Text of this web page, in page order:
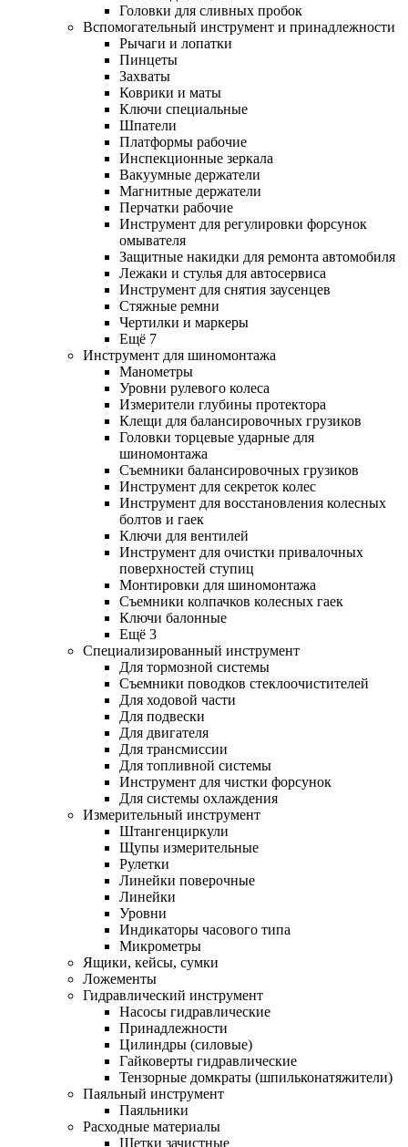
Головки для сливных пробок
Вспомогательный инструмент и принадлежности
Рычаги и лопатки
Пинцеты
Захваты
Коврики и маты
Ключи специальные
Шпатели
Платформы рабочие
Инспекционные зеркала
Вакуумные держатели
Магнитные держатели
Перчатки рабочие
Инструмент для регулировки форсунок
омывателя
Защитные накидки для ремонта автомобиля
Лежаки и стулья для автосервиса
Инструмент для снятия заусенцев
Стяжные ремни
Чертилки и маркеры
Ещё 7
Инструмент для шиномонтажа
Манометры
Уровни рулевого колеса
Измерители глубины протектора
Клещи для балансировочных грузиков
Головки торцевые ударные для
шиномонтажа
Съемники балансировочных грузиков
Инструмент для секреток колес
Инструмент для восстановления колесных
болтов и гаек
Ключи для вентилей
Инструмент для очистки привалочных
поверхностей ступиц
Монтировки для шиномонтажа
Съемники колпачков колесных гаек
Ключи балонные
Ещё 3
Специализированный инструмент
Для тормозной системы
Съемники поводков стеклоочистителей
Для ходовой части
Для подвески
Для двигателя
Для трансмиссии
Для топливной системы
Инструмент для чистки форсунок
Для системы охлаждения
Измерительный инструмент
Штангенциркули
Щупы измерительные
Рулетки
Линейки поверочные
Линейки
Уровни
Индикаторы часового типа
Микрометры
Ящики, кейсы, сумки
Ложементы
Гидравлический инструмент
Насосы гидравлические
Принадлежности
Цилиндры (силовые)
Гайковерты гидравлические
Тензорные домкраты (шпильконатяжители)
Паяльный инструмент
Паяльники
Расходные материалы
Щетки зачистные